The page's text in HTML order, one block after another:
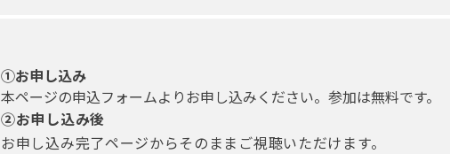
①お申し込み
本ページの申込フォームよりお申し込みください。参加は無料です。
②お申し込み後
お申し込み完了ページからそのままご視聴いただけます。